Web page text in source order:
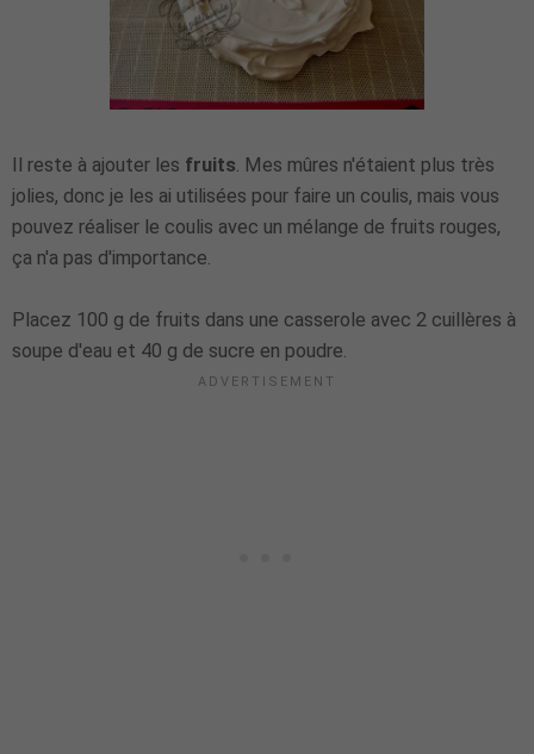
Il reste à ajouter les fruits. Mes mûres n'étaient plus très
jolies, donc je les ai utilisées pour faire un coulis, mais vous
pouvez réaliser le coulis avec un mélange de fruits rouges,
ça n'a pas d'importance.
Placez 100 g de fruits dans une casserole avec 2 cuillères à
soupe d'eau et 40 g de sucre en poudre.